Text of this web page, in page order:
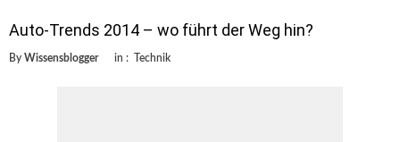
Auto-Trends 2014 – wo führt der Weg hin?
By Wissensblogger in : Technik